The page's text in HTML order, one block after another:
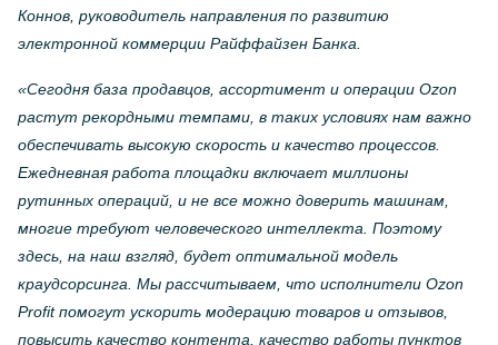
Коннов, руководитель направления по развитию
электронной коммерции Райффайзен Банка.
«Сегодня база продавцов, ассортимент и операции Ozon
растут рекордными темпами, в таких условиях нам важно
обеспечивать высокую скорость и качество процессов.
Ежедневная работа площадки включает миллионы
рутинных операций, и не все можно доверить машинам,
многие требуют человеческого интеллекта. Поэтому
здесь, на наш взгляд, будет оптимальной модель
краудсорсинга. Мы рассчитываем, что исполнители Ozon
Profit помогут ускорить модерацию товаров и отзывов,
повысить качество контента, качество работы пунктов